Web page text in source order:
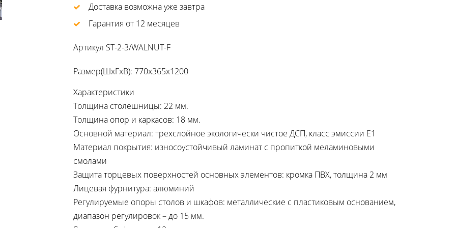
Доставка возможна уже завтра
Гарантия от 12 месяцев
Артикул ST-2-3/WALNUT-F
Размер(ШхГхВ): 770х365х1200
Характеристики
Толщина столешницы: 22 мм.
Толщина опор и каркасов: 18 мм.
Основной материал: трехслойное экологически чистое ДСП, класс эмиссии Е1
Материал покрытия: износоустойчивый ламинат с пропиткой меламиновыми
смолами
Защита торцевых поверхностей основных элементов: кромка ПВХ, толщина 2 мм
Лицевая фурнитура: алюминий
Регулируемые опоры столов и шкафов: металлические с пластиковым основанием,
диапазон регулировок – до 15 мм.